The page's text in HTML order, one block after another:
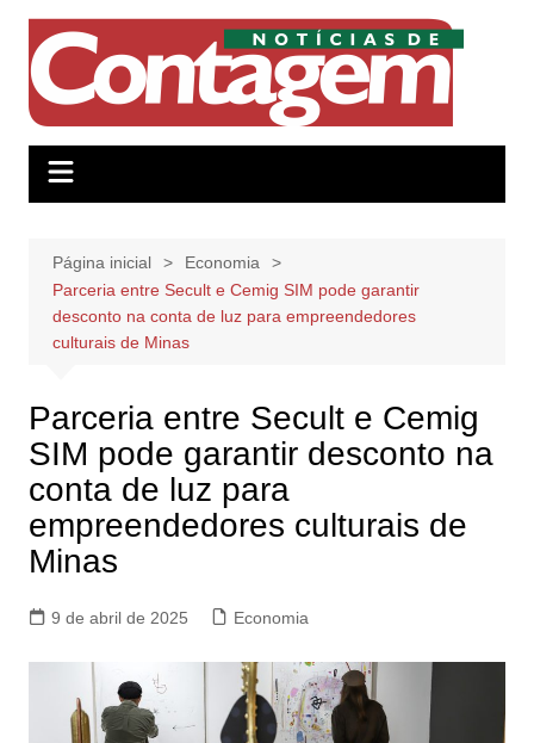
conteúdo
Página inicial
Economia
Parceria entre Secult e Cemig SIM pode garantir
desconto na conta de luz para empreendedores
culturais de Minas
Parceria entre Secult e Cemig
SIM pode garantir desconto na
conta de luz para
empreendedores culturais de
Minas
9 de abril de 2025 Economia